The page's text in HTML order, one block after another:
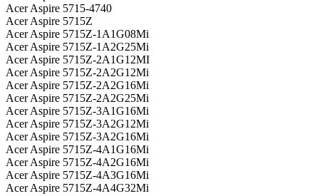
Acer Aspire 5715-4740
Acer Aspire 5715Z
Acer Aspire 5715Z-1A1G08Mi
Acer Aspire 5715Z-1A2G25Mi
Acer Aspire 5715Z-2A1G12MI
Acer Aspire 5715Z-2A2G12Mi
Acer Aspire 5715Z-2A2G16Mi
Acer Aspire 5715Z-2A2G25Mi
Acer Aspire 5715Z-3A1G16Mi
Acer Aspire 5715Z-3A2G12Mi
Acer Aspire 5715Z-3A2G16Mi
Acer Aspire 5715Z-4A1G16Mi
Acer Aspire 5715Z-4A2G16Mi
Acer Aspire 5715Z-4A3G16Mi
Acer Aspire 5715Z-4A4G32Mi